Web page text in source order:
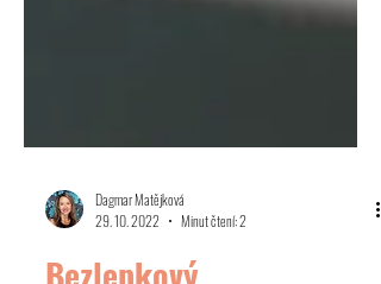
29. 10. 2022
Minut čtení: 2